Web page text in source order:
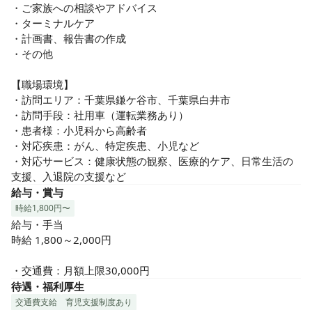
お持ちの資格・経験を活かして、私たちと一緒に働きません
か？あなたのご応募を心よりお待ちしています。
・ご家族への相談やアドバイス
・ターミナルケア
・計画書、報告書の作成
・その他
【職場環境】
・訪問エリア：千葉県鎌ケ谷市、千葉県白井市
・訪問手段：社用車（運転業務あり）
・患者様：小児科から高齢者
・対応疾患：がん、特定疾患、小児など
・対応サービス：健康状態の観察、医療的ケア、日常生活の
支援、入退院の支援など
給与・賞与
時給1,800円〜
給与・手当
時給 1,800～2,000円
・交通費：月額上限30,000円
待遇・福利厚生
交通費支給 育児支援制度あり